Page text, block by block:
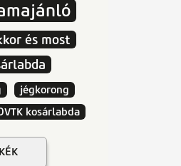
és most
jégkorong
kosárlabda